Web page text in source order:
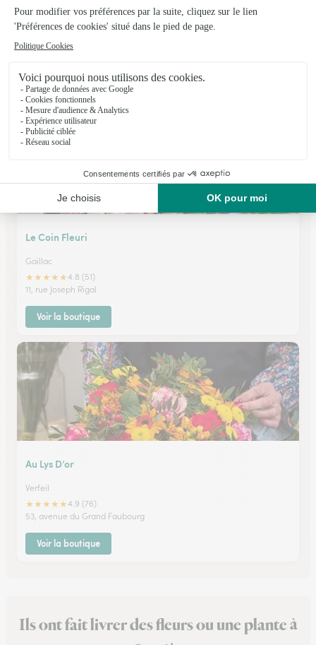
Porte des Lilas
★★★★★4.7 (64)
Voir la boutique
Le Coin Fleuri
Gaillac
★★★★★4.8 (51)
11, rue Joseph Rigal
Voir la boutique
Au Lys D’or
Verfeil
★★★★★4.9 (76)
53, avenue du Grand Faubourg
Voir la boutique
Ils ont fait livrer des fleurs ou une plante à